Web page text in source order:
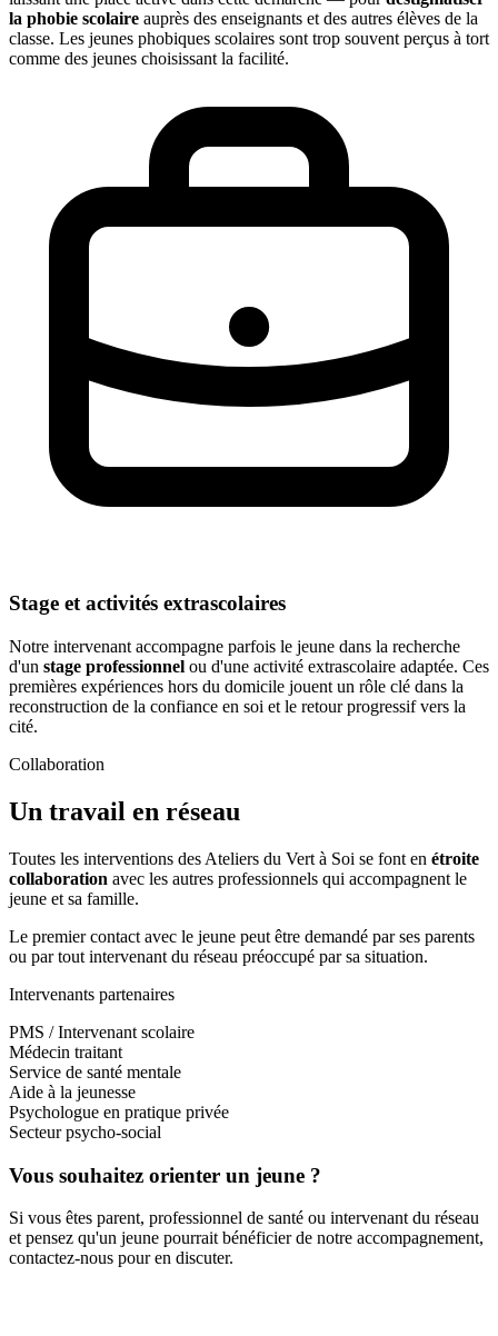
la phobie scolaire auprès des enseignants et des autres élèves de la
classe. Les jeunes phobiques scolaires sont trop souvent perçus à tort
comme des jeunes choisissant la facilité.
Stage et activités extrascolaires
Notre intervenant accompagne parfois le jeune dans la recherche
d'un stage professionnel ou d'une activité extrascolaire adaptée. Ces
premières expériences hors du domicile jouent un rôle clé dans la
reconstruction de la confiance en soi et le retour progressif vers la
cité.
Collaboration
Un travail en réseau
Toutes les interventions des Ateliers du Vert à Soi se font en étroite
collaboration avec les autres professionnels qui accompagnent le
jeune et sa famille.
Le premier contact avec le jeune peut être demandé par ses parents
ou par tout intervenant du réseau préoccupé par sa situation.
Intervenants partenaires
PMS / Intervenant scolaire
Médecin traitant
Service de santé mentale
Aide à la jeunesse
Psychologue en pratique privée
Secteur psycho-social
Vous souhaitez orienter un jeune ?
Si vous êtes parent, professionnel de santé ou intervenant du réseau
et pensez qu'un jeune pourrait bénéficier de notre accompagnement,
contactez-nous pour en discuter.